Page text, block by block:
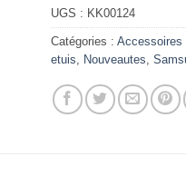
UGS : KK00124
Catégories :Accessoires
etuis
Nouveautes ,